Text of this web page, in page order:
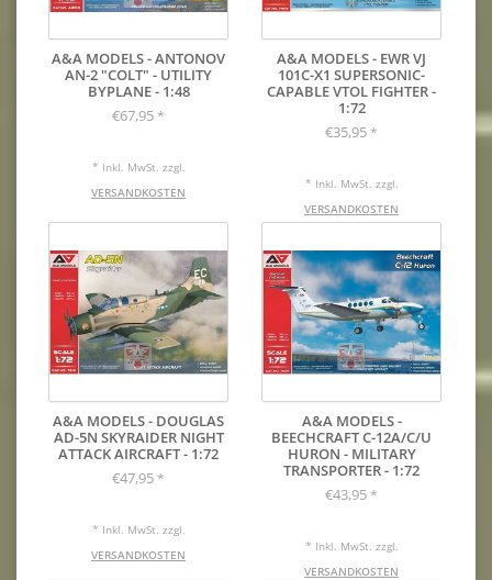
A&A MODELS - ANTONOV
AN-2 "COLT" - UTILITY
BYPLANE - 1:48
€67,95 *
* Inkl. MwSt. zzgl.
VERSANDKOSTEN
A&A MODELS - EWR VJ
101C-X1 SUPERSONIC-
CAPABLE VTOL FIGHTER -
1:72
€35,95 *
* Inkl. MwSt. zzgl.
VERSANDKOSTEN
A&A MODELS - DOUGLAS
AD-5N SKYRAIDER NIGHT
ATTACK AIRCRAFT - 1:72
€47,95 *
* Inkl. MwSt. zzgl.
VERSANDKOSTEN
A&A MODELS -
BEECHCRAFT C-12A/C/U
HURON - MILITARY
TRANSPORTER - 1:72
€43,95 *
* Inkl. MwSt. zzgl.
VERSANDKOSTEN